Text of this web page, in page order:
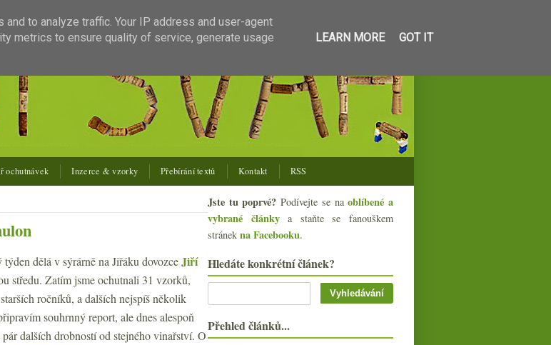
ochutnávek Inzerce & vzorky Přebírání textů Kontakt RSS
dělá v sýrárně na Jiřáku dovozceJiří
středu. Zatím jsme ochutnali 31 vzorků,
ročníků, a dalších nejspíš několik
souhrnný report, ale dnes alespoň
dalších drobností od stejného vinařství. O
Jste tu poprvé? Podívejte se naoblíbené a
vybrané článkya staňte se fanouškem
stránek na Facebooku.
Hledáte konkrétní článek?
Přehled článků...
to analyze traffic. Your IP address and user-agent
metrics to ensure quality of service, generate usage
LEARN MORE GOT IT